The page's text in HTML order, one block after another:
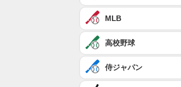
MLB
高校野球
侍ジャパン